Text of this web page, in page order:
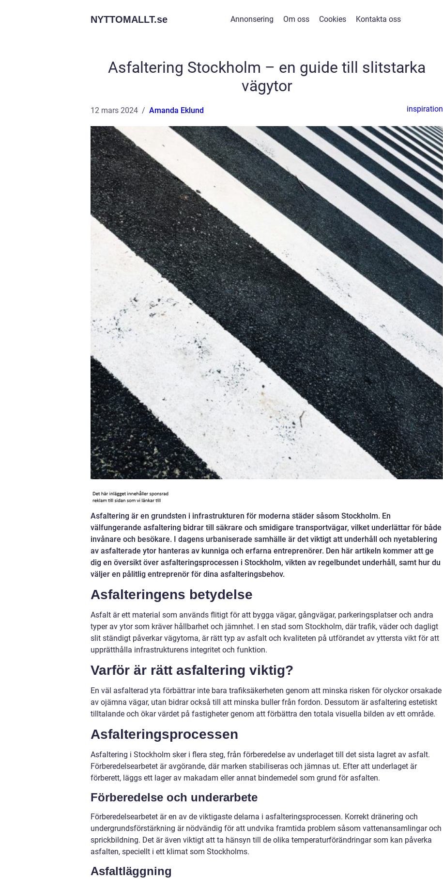
NYTTOMALLT.se Annonsering Om oss Cookies Kontakta oss
Asfaltering Stockholm – en guide till slitstarka
vägytor
12 mars 2024 Amanda Eklund inspiration
Asfaltering är en grundsten i infrastrukturen för moderna städer såsom Stockholm. En
välfungerande asfaltering bidrar till säkrare och smidigare transportvägar, vilket underlättar för både
invånare och besökare. I dagens urbaniserade samhälle är det viktigt att underhåll och nyetablering
av asfalterade ytor hanteras av kunniga och erfarna entreprenörer. Den här artikeln kommer att ge
dig en översikt över asfalteringsprocessen i Stockholm, vikten av regelbundet underhåll, samt hur du
väljer en pålitlig entreprenör för dina asfalteringsbehov.
Asfalteringens betydelse
Asfalt är ett material som används flitigt för att bygga vägar, gångvägar, parkeringsplatser och andra
typer av ytor som kräver hållbarhet och jämnhet. I en stad som Stockholm, där trafik, väder och dagligt
slit ständigt påverkar vägytorna, är rätt typ av asfalt och kvaliteten på utförandet av yttersta vikt för att
upprätthålla infrastrukturens integritet och funktion.
Varför är rätt asfaltering viktig?
En väl asfalterad yta förbättrar inte bara trafiksäkerheten genom att minska risken för olyckor orsakade
av ojämna vägar, utan bidrar också till att minska buller från fordon. Dessutom är asfaltering estetiskt
tilltalande och ökar värdet på fastigheter genom att förbättra den totala visuella bilden av ett område.
Asfalteringsprocessen
Asfaltering i Stockholm sker i flera steg, från förberedelse av underlaget till det sista lagret av asfalt.
Förberedelsearbetet är avgörande, där marken stabiliseras och jämnas ut. Efter att underlaget är
förberett, läggs ett lager av makadam eller annat bindemedel som grund för asfalten.
Förberedelse och underarbete
Förberedelsearbetet är en av de viktigaste delarna i asfalteringsprocessen. Korrekt dränering och
undergrundsförstärkning är nödvändig för att undvika framtida problem såsom vattenansamlingar och
sprickbildning. Det är även viktigt att ta hänsyn till de olika temperaturförändringar som kan påverka
asfalten, speciellt i ett klimat som Stockholms.
Asfaltläggning